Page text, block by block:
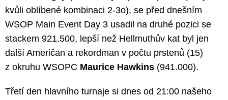
kvůli oblíbené kombinaci 2-3o), se před dnešním
WSOP Main Event Day 3 usadil na druhé pozici se
stackem 921.500, lepší než Hellmuthův kat byl jen
další Američan a rekordman v počtu prstenů (15)
z okruhu WSOPC Maurice Hawkins (941.000).
Třetí den hlavního turnaje si dnes od 21:00 našeho